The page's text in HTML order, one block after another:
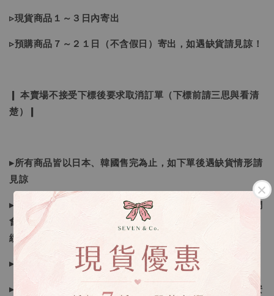
▹現貨商品１～３日內寄出
▹預購商品７～２１日（不含假日）寄出，如遇缺貨請見諒！
❙ 本賣場不接受下標後要求取消訂單（下標前請三思與看清
楚）❙
▸所有商品皆以日本、韓國售完為止，如下單後遇缺貨情形請
見諒
▸因日本商品貨況和價格是浮動的，若遇到缺貨或者調價我們
會視情況等待下單，若您想要知道即時貨況還請主動聯繫後
續喔
▸如遇缺斷貨情形會再另行告知，請注意訊息及信箱收件
▸商品皆由日本、韓國門市、官網購入，皆為正品，您可以安